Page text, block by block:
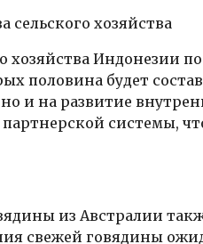
сельского хозяйства
хозяйства Индонезии
половина будет
и на развитие
системы,
из Австралии
свежей говядины